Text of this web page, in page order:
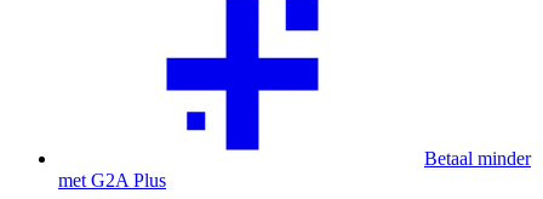
Betaal minder
met G2A Plus